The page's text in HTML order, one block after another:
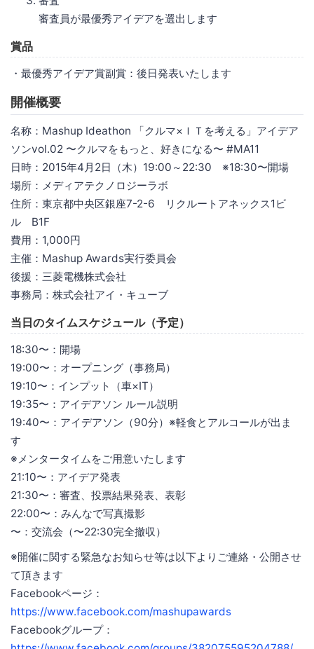
審査員が最優秀アイデアを選出します
賞品
・最優秀アイデア賞副賞：後日発表いたします
開催概要
名称：Mashup Ideathon 「クルマ×ＩＴを考える」アイデア
ソンvol.02 〜クルマをもっと、好きになる〜 #MA11
日時：2015年4月2日（木）19:00～22:30 ※18:30〜開場
場所：メディアテクノロジーラボ
住所：東京都中央区銀座7-2-6 リクルートアネックス1ビ
ル B1F
費用：1,000円
主催：Mashup Awards実行委員会
後援：三菱電機株式会社
事務局：株式会社アイ・キューブ
当日のタイムスケジュール（予定）
18:30〜：開場
19:00〜：オープニング（事務局）
19:10〜：インプット（車×IT）
19:35〜：アイデアソン ルール説明
19:40〜：アイデアソン（90分）※軽食とアルコールが出ま
す
※メンタータイムをご用意いたします
21:10〜：アイデア発表
21:30〜：審査、投票結果発表、表彰
22:00〜：みんなで写真撮影
〜：交流会（〜22:30完全撤収）
※開催に関する緊急なお知らせ等は以下よりご連絡・公開させ
て頂きます
Facebookページ：
https://www.facebook.com/mashupawards
Facebookグループ：